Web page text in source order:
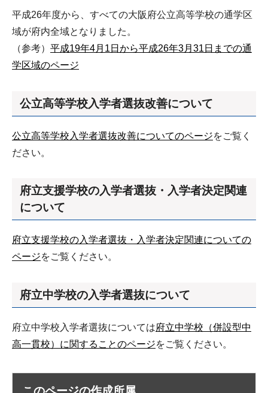
平成26年度から、すべての大阪府公立高等学校の通学区
域が府内全域となりました。
（参考） 平成19年4月1日から平成26年3月31日までの通
学区域のページ
公立高等学校入学者選抜改善について
公立高等学校入学者選抜改善についてのページをご覧く
ださい。
府立支援学校の入学者選抜・入学者決定関連
について
府立支援学校の入学者選抜・入学者決定関連についての
ページをご覧ください。
府立中学校の入学者選抜について
府立中学校入学者選抜については府立中学校（併設型中
高一貫校）に関することのページをご覧ください。